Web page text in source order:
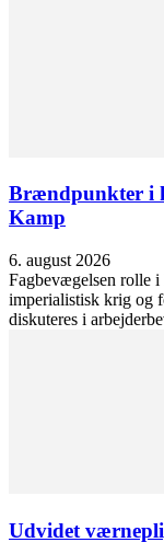
Brændpunkter i
Kamp
6. august 2026
Fagbevægelsen rolle
imperialistisk krig og
diskuteres i
Udvidet